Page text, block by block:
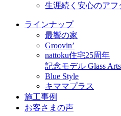
生涯続く安心のアフ
ラインナップ
最響の家
Groovin’
nattoku住宅25周年
記念モデル Glass Arts
Blue Style
キママプラス
施工事例
お客さまの声